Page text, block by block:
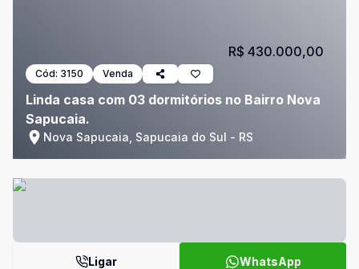
Cód: 3150 Venda
Linda casa com 03 dormitórios no Bairro Nova
Sapucaia.
Nova Sapucaia, Sapucaia do Sul - RS
R$ 430.000,00
Ligar WhatsApp